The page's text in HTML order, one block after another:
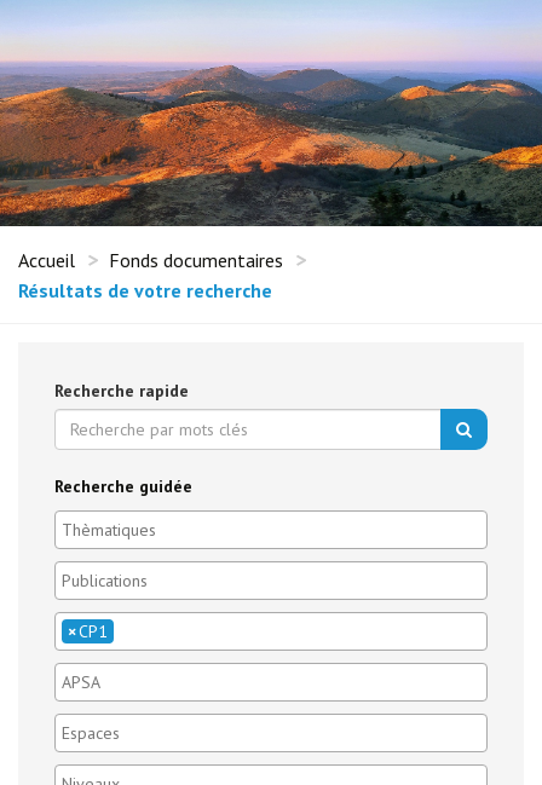
Accueil
Fonds documentaires
Résultats de votre recherche
Recherche rapide
Recherche guidée
×CP1